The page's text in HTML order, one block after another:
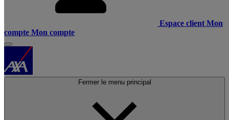
Espace client Mon
compte Mon compte
Fermer le menu principal